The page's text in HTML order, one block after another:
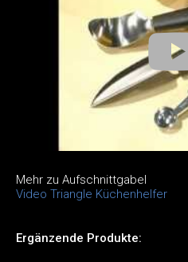
Mehr zu Aufschnittgabel
Video Triangle Küchenhelfer
Ergänzende Produkte: